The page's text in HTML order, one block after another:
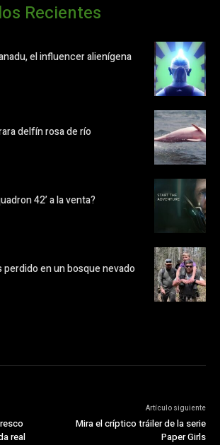
Recientes
el influencer alienígena
delfín rosa de río
42’ a la venta?
perdido en un bosque nevado
real
Artículo siguiente
Mira el críptico tráiler de la serie
Paper Girls